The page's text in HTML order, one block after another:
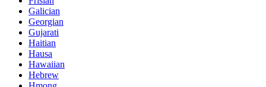
Galician
Georgian
Gujarati
Haitian
Hausa
Hawaiian
Hebrew